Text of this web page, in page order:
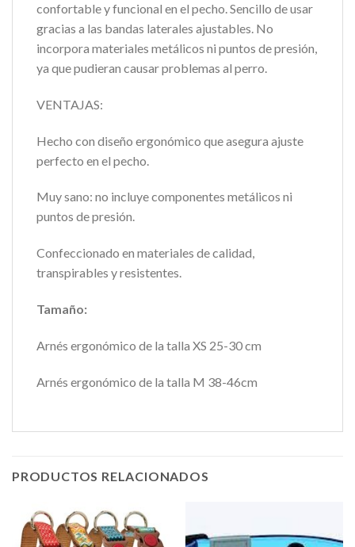
confortable y funcional en el pecho. Sencillo de usar
gracias a las bandas laterales ajustables. No
incorpora materiales metálicos ni puntos de presión,
ya que pudieran causar problemas al perro.
VENTAJAS:
Hecho con diseño ergonómico que asegura ajuste
perfecto en el pecho.
Muy sano: no incluye componentes metálicos ni
puntos de presión.
Confeccionado en materiales de calidad,
transpirables y resistentes.
Tamaño:
Arnés ergonómico de la talla XS 25-30 cm
Arnés ergonómico de la talla M 38-46cm
PRODUCTOS RELACIONADOS